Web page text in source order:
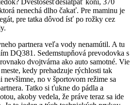
nenechá dlho čakať. Pre maminu je
pre tatka dôvod ísť po rožky cez
partnera veľa vody nenamútil. A tu
DQ381. Sedemstupňová prevodovka s
dvojtvárna ako auto samotné. Vie
kedy prehadzuje rýchlosti tak
no v športovom režime sa
Tatko si ťukne do pádla a
akoby vedela, že práve teraz sa ide